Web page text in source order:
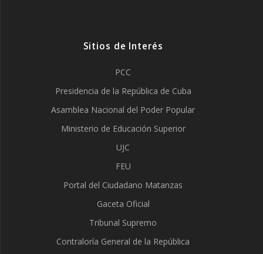
Sitios de Interés
PCC
Presidencia de la República de Cuba
Asamblea Nacional del Poder Popular
Ministerio de Educación Superior
UJC
FEU
Portal del Ciudadano Matanzas
Gaceta Oficial
Tribunal Supremo
Contraloría General de la República